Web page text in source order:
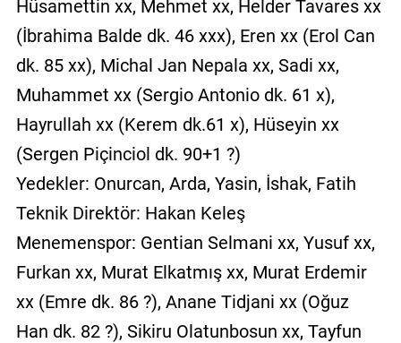
Hüsamettin xx, Mehmet xx, Helder Tavares xx
(İbrahima Balde dk. 46 xxx), Eren xx (Erol Can
dk. 85 xx), Michal Jan Nepala xx, Sadi xx,
Muhammet xx (Sergio Antonio dk. 61 x),
Hayrullah xx (Kerem dk.61 x), Hüseyin xx
(Sergen Piçinciol dk. 90+1 ?)
Yedekler: Onurcan, Arda, Yasin, İshak, Fatih
Teknik Direktör: Hakan Keleş
Menemenspor: Gentian Selmani xx, Yusuf xx,
Furkan xx, Murat Elkatmış xx, Murat Erdemir
xx (Emre dk. 86 ?), Anane Tidjani xx (Oğuz
Han dk. 82 ?), Sikiru Olatunbosun xx, Tayfun